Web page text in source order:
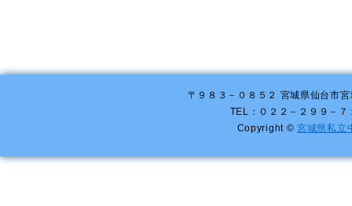
〒９８３－０８５２ 宮城県仙台市
TEL：０２２－２９９－
Copyright ©宮城県私立